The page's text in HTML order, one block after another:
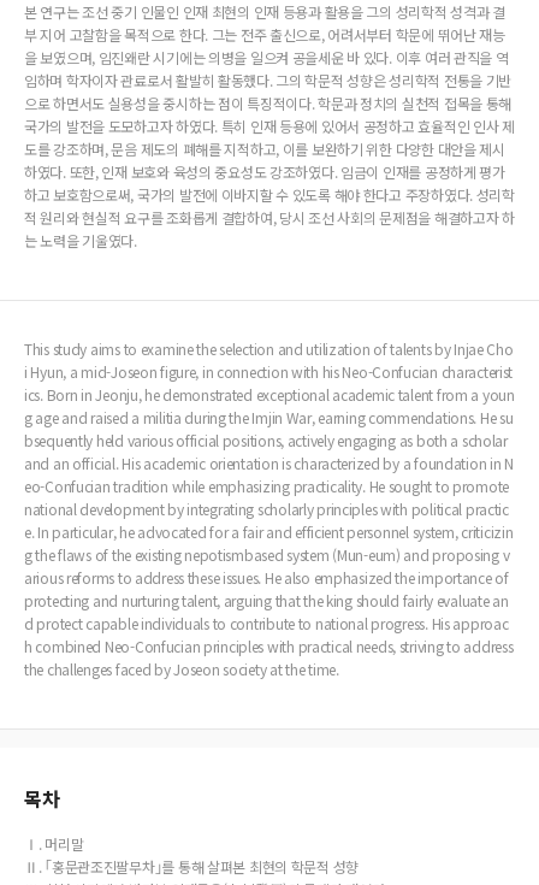
본 연구는 조선 중기 인물인 인재 최현의 인재 등용과 활용을 그의 성리학적 성격과 결
부 지어 고찰함을 목적으로 한다. 그는 전주 출신으로, 어려서부터 학문에 뛰어난 재능
을 보였으며, 임진왜란 시기에는 의병을 일으켜 공을세운 바 있다. 이후 여러 관직을 역
임하며 학자이자 관료로서 활발히 활동했다. 그의 학문적 성향은 성리학적 전통을 기반
으로 하면서도 실용성을 중시하는 점이 특징적이다. 학문과 정치의 실천적 접목을 통해
국가의 발전을 도모하고자 하였다. 특히 인재 등용에 있어서 공정하고 효율적인 인사 제
도를 강조하며, 문음 제도의 폐해를 지적하고, 이를 보완하기 위한 다양한 대안을 제시
하였다. 또한, 인재 보호와 육성의 중요성도 강조하였다. 임금이 인재를 공정하게 평가
하고 보호함으로써, 국가의 발전에 이바지할 수 있도록 해야 한다고 주장하였다. 성리학
적 원리와 현실적 요구를 조화롭게 결합하여, 당시 조선 사회의 문제점을 해결하고자 하
는 노력을 기울였다.
This study aims to examine the selection and utilization of talents by Injae Cho
i Hyun, a mid-Joseon figure, in connection with his Neo-Confucian characterist
ics. Born in Jeonju, he demonstrated exceptional academic talent from a youn
g age and raised a militia during the Imjin War, earning commendations. He su
bsequently held various official positions, actively engaging as both a scholar
and an official. His academic orientation is characterized by a foundation in N
eo-Confucian tradition while emphasizing practicality. He sought to promote
national development by integrating scholarly principles with political practic
e. In particular, he advocated for a fair and efficient personnel system, criticizin
g the flaws of the existing nepotismbased system (Mun-eum) and proposing v
arious reforms to address these issues. He also emphasized the importance of
protecting and nurturing talent, arguing that the king should fairly evaluate an
d protect capable individuals to contribute to national progress. His approac
h combined Neo-Confucian principles with practical needs, striving to address
the challenges faced by Joseon society at the time.
목차
Ⅰ. 머리말
Ⅱ. ｢홍문관조진팔무차｣를 통해 살펴본 최현의 학문적 성향